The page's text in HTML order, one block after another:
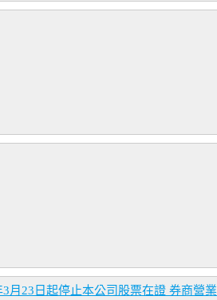
23日起停止本公司股票在證 券商營業